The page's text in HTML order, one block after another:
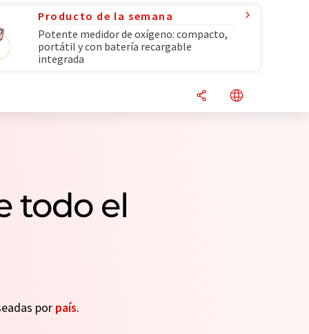
Producto de la semana
Potente medidor de oxígeno: compacto,
portátil y con batería recargable
integrada
todo el
por país.